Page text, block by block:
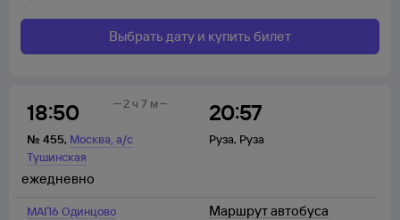
Выбрать дату и купить билет
18:50
№ 455, Москва,а/с
Тушинская
20:57
Руза, Руза
2 ч 7 м
МАП6 Одинцово
ежедневно
Маршрут автобуса